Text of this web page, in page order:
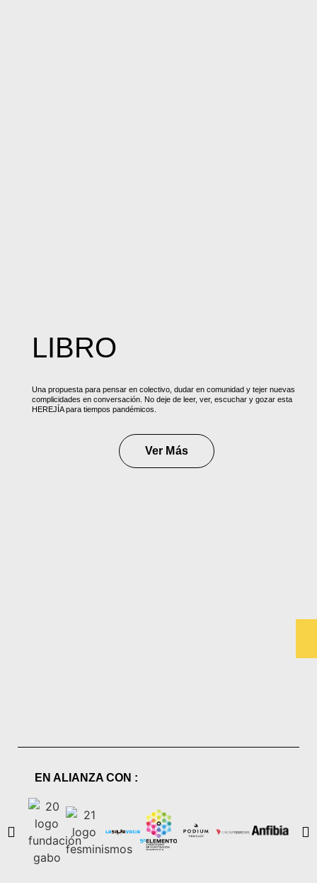
LIBRO
Una propuesta para pensar en colectivo, dudar en comunidad y tejer nuevas
complicidades en conversación. No deje de leer, ver, escuchar y gozar esta
HEREJÍA para tiempos pandémicos.
Ver Más
EN ALIANZA CON :